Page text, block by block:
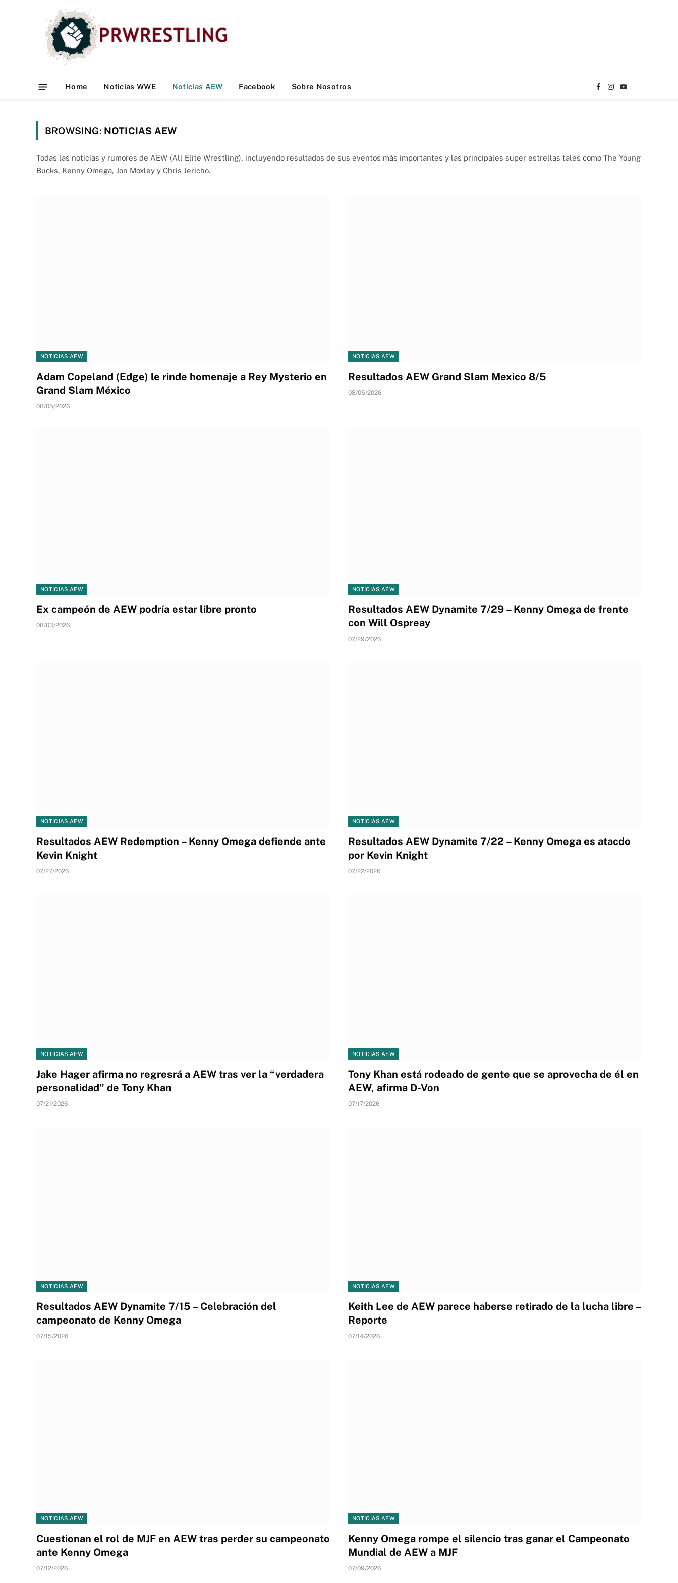
Home Noticias WWE Noticias AEW Facebook Sobre Nosotros
Facebook
Instagram
YouTube
BROWSING: NOTICIAS AEW
Todas las noticias y rumores de AEW (All Elite Wrestling), incluyendo resultados de sus eventos más importantes y las principales super estrellas tales como The Young
Bucks, Kenny Omega, Jon Moxley y Chris Jericho.
NOTICIAS AEW
Adam Copeland (Edge) le rinde homenaje a Rey Mysterio en
Grand Slam México
08/05/2026
NOTICIAS AEW
Resultados AEW Grand Slam Mexico 8/5
08/05/2026
NOTICIAS AEW
Ex campeón de AEW podría estar libre pronto
08/03/2026
NOTICIAS AEW
Resultados AEW Dynamite 7/29 – Kenny Omega de frente
con Will Ospreay
07/29/2026
NOTICIAS AEW
Resultados AEW Redemption – Kenny Omega defiende ante
Kevin Knight
07/27/2026
NOTICIAS AEW
Resultados AEW Dynamite 7/22 – Kenny Omega es atacdo
por Kevin Knight
07/22/2026
NOTICIAS AEW
Jake Hager afirma no regresrá a AEW tras ver la “verdadera
personalidad” de Tony Khan
07/21/2026
NOTICIAS AEW
Tony Khan está rodeado de gente que se aprovecha de él en
AEW, afirma D-Von
07/17/2026
NOTICIAS AEW
Resultados AEW Dynamite 7/15 – Celebración del
campeonato de Kenny Omega
07/15/2026
NOTICIAS AEW
Keith Lee de AEW parece haberse retirado de la lucha libre –
Reporte
07/14/2026
NOTICIAS AEW
Cuestionan el rol de MJF en AEW tras perder su campeonato
ante Kenny Omega
07/12/2026
NOTICIAS AEW
Kenny Omega rompe el silencio tras ganar el Campeonato
Mundial de AEW a MJF
07/09/2026